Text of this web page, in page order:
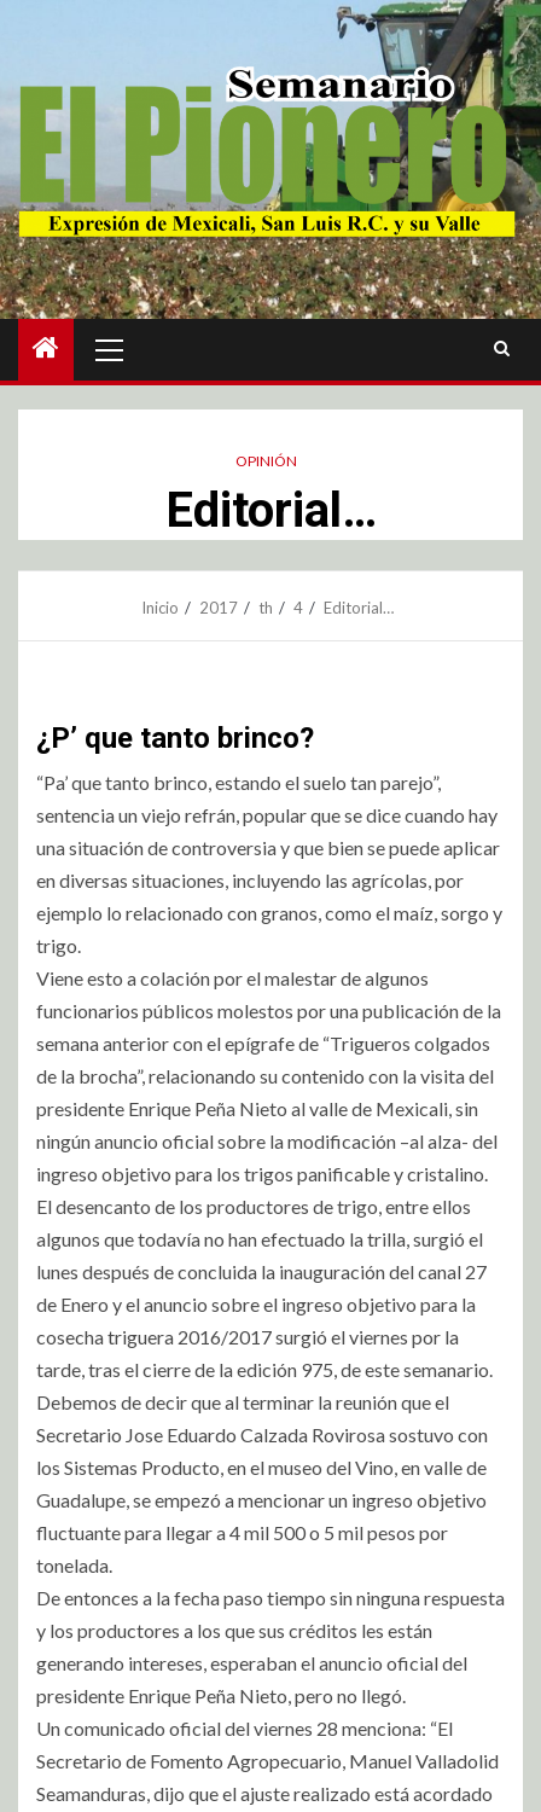
OPINIÓN
Editorial…
Inicio 2017 th 4 Editorial…
¿P’ que tanto brinco?
“Pa’ que tanto brinco, estando el suelo tan parejo”,
sentencia un viejo refrán, popular que se dice cuando hay
una situación de controversia y que bien se puede aplicar
en diversas situaciones, incluyendo las agrícolas, por
ejemplo lo relacionado con granos, como el maíz, sorgo y
trigo.
Viene esto a colación por el malestar de algunos
funcionarios públicos molestos por una publicación de la
semana anterior con el epígrafe de “Trigueros colgados
de la brocha”, relacionando su contenido con la visita del
presidente Enrique Peña Nieto al valle de Mexicali, sin
ningún anuncio oficial sobre la modificación –al alza- del
ingreso objetivo para los trigos panificable y cristalino.
El desencanto de los productores de trigo, entre ellos
algunos que todavía no han efectuado la trilla, surgió el
lunes después de concluida la inauguración del canal 27
de Enero y el anuncio sobre el ingreso objetivo para la
cosecha triguera 2016/2017 surgió el viernes por la
tarde, tras el cierre de la edición 975, de este semanario.
Debemos de decir que al terminar la reunión que el
Secretario Jose Eduardo Calzada Rovirosa sostuvo con
los Sistemas Producto, en el museo del Vino, en valle de
Guadalupe, se empezó a mencionar un ingreso objetivo
fluctuante para llegar a 4 mil 500 o 5 mil pesos por
tonelada.
De entonces a la fecha paso tiempo sin ninguna respuesta
y los productores a los que sus créditos les están
generando intereses, esperaban el anuncio oficial del
presidente Enrique Peña Nieto, pero no llegó.
Un comunicado oficial del viernes 28 menciona: “El
Secretario de Fomento Agropecuario, Manuel Valladolid
Seamanduras, dijo que el ajuste realizado está acordado